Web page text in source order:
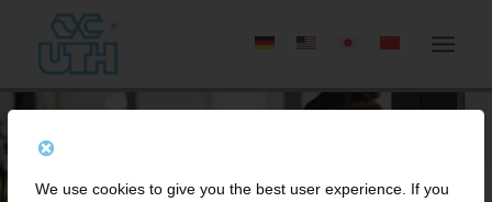
We use cookies to give you the best user experience. If you